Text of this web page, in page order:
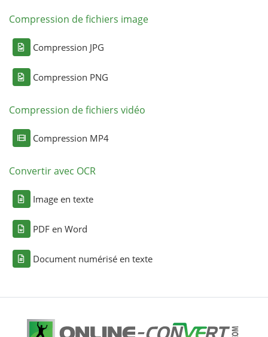
Compression de fichiers image
Compression JPG
Compression PNG
Compression de fichiers vidéo
Compression MP4
Convertir avec OCR
Image en texte
PDF en Word
Document numérisé en texte